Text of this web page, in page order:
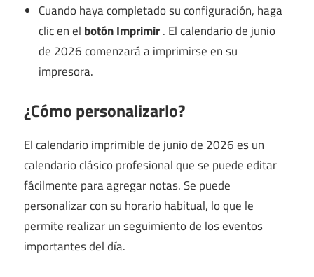
Cuando haya completado su configuración, haga
clic en el botón Imprimir. El calendario de junio
de 2026 comenzará a imprimirse en su
impresora.
¿Cómo personalizarlo?
El calendario imprimible de junio de 2026 es un
calendario clásico profesional que se puede editar
fácilmente para agregar notas. Se puede
personalizar con su horario habitual, lo que le
permite realizar un seguimiento de los eventos
importantes del día.